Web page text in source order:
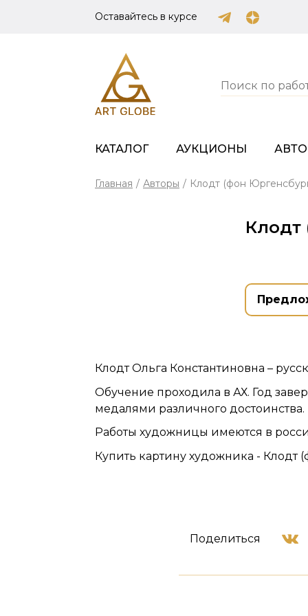
Оставайтесь в курсе
КАТАЛОГ АУКЦИОНЫ
Главная / Авторы / Клодт (фон
Клодт
Клодт Ольга Константиновна –
Обучение проходила в АХ. Год
медалями различного
Работы художницы имеются в
Купить картину художника - Клодт
Поделиться